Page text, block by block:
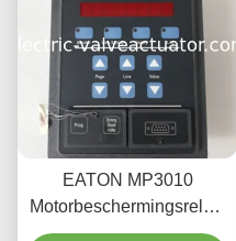
EATON MP3010
Motorbeschermingsrelais
High Performance